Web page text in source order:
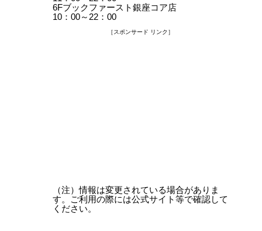
6Fブックファースト銀座コア店
10：00～22：00
［スポンサード リンク］
（注）情報は変更されている場合がありま
す。ご利用の際には公式サイト等で確認して
ください。